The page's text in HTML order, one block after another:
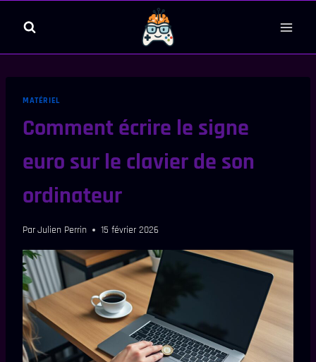
MATÉRIEL
Comment écrire le signe
euro sur le clavier de son
ordinateur
ParJulien Perrin 15 février 2026